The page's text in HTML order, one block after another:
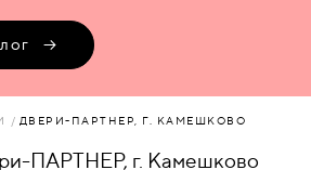
ДВЕРИ-ПАРТНЕР, Г. КАМЕШКОВО
ПАРТНЕР, г. Камешково